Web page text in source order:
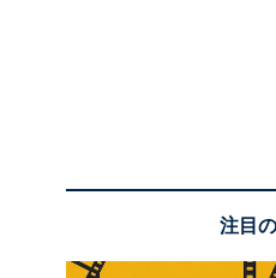
注目